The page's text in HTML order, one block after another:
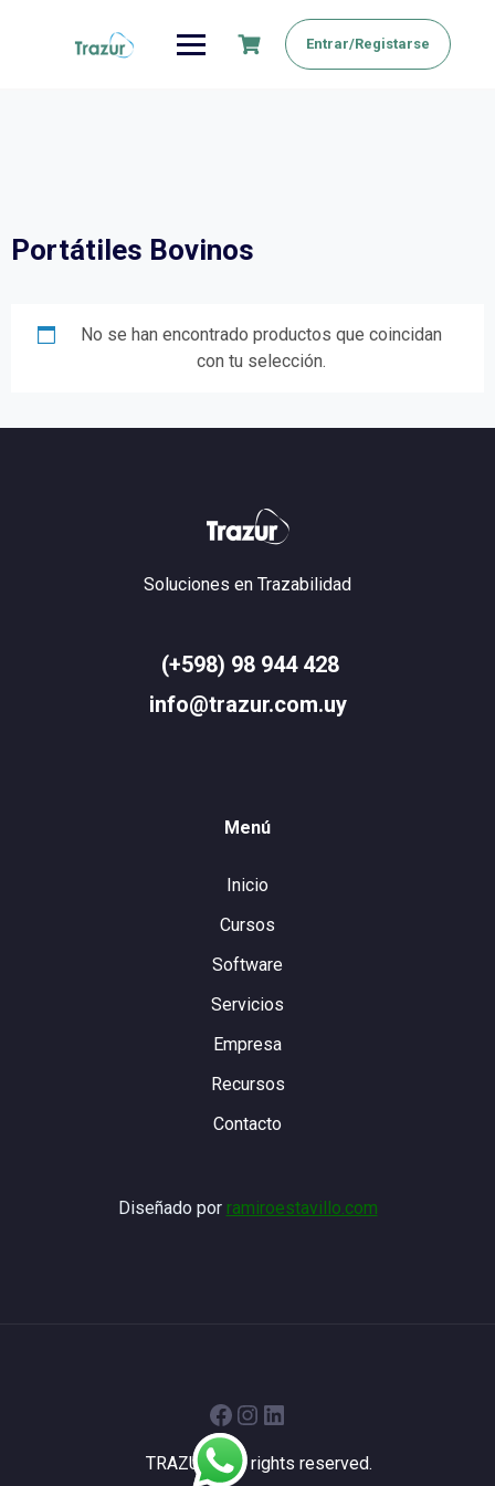
Entrar/Registarse
Portátiles Bovinos
No se han encontrado productos que coincidan
con tu selección.
Soluciones en Trazabilidad
(+598) 98 944 428
info@trazur.com.uy
Menú
Inicio
Cursos
Software
Servicios
Empresa
Recursos
Contacto
Diseñado por ramiroestavillo.com
Facebook
Instagram
LinkedIn
TRAZUR - All rights reserved.